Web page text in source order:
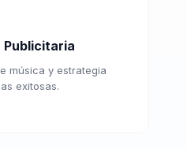
música y estrategia
exitosas.